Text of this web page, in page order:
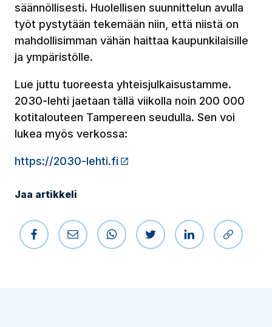
säännöllisesti. Huolellisen suunnittelun avulla
työt pystytään tekemään niin, että niistä on
mahdollisimman vähän haittaa kaupunkilaisille
ja ympäristölle.
Lue juttu tuoreesta yhteisjulkaisustamme.
2030-lehti jaetaan tällä viikolla noin 200 000
kotitalouteen Tampereen seudulla. Sen voi
lukea myös verkossa:
https://2030-lehti.fi
Jaa artikkeli
Jaa Facebookissa
Jaa sähköpostilla
Jaa WhatsAppissa
Jaa Twitterissä
Jaa Kopioi